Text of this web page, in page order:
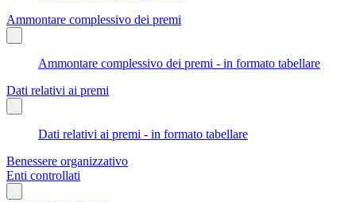
Ammontare complessivo dei premi
Ammontare complessivo dei premi - in formato tabellare
Dati relativi ai premi
Dati relativi ai premi - in formato tabellare
Benessere organizzativo
Enti controllati